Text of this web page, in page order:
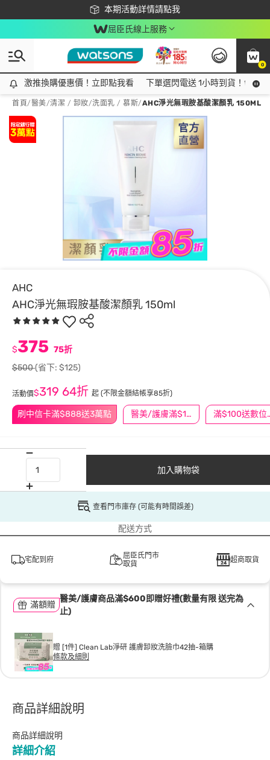
本期活動詳情請點我
下載app最高回饋$350
屈臣氏線上服務
0
激推換購優惠價！立即點我看
激推換購優惠價！立即點我看 下單選閃電送 1小時到貨！領神
首頁/醫美/清潔 / 卸妝/洗面乳 / 慕斯/AHC淨光無瑕胺基酸潔顏乳 150ML
AHC
AHC淨光無瑕胺基酸潔顏乳 150ml
刷中信卡滿$888送3萬點 醫美/護膚滿$1200送$200 滿
$375 75折
$500(省下: $125)
活動價$319 64折 起 (不限金額結帳享85折)
加入購物袋
查看門市庫存 (可能有時間誤差)
配送方式
宅配到府
屈臣氏門市
取貨
超商取貨
滿額贈
醫美/護膚商品滿$600即贈好禮(數量有限 送完為
止)
贈 [1件] Clean Lab淨研 護膚卸妝洗臉巾42抽-箱購
條款及細則
商品詳細說明
商品詳細說明
詳細介紹